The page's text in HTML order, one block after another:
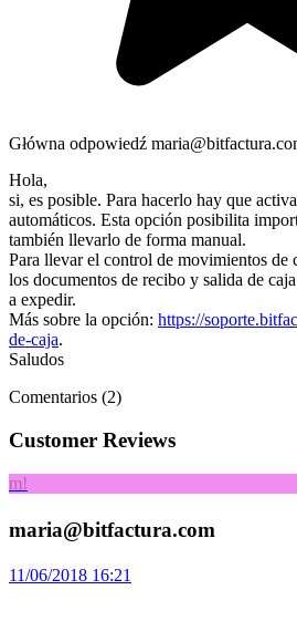
Główna odpowiedź
Hola,
si, es posible. Para hacerlo hay que
automáticos. Esta opción posibilita
también llevarlo de forma manual.
Para llevar el control de movimientos de
los documentos de recibo y salida de
a expedir.
Más sobre la opción: https://
de-caja.
Saludos
Comentarios (2)
Customer Reviews
m!
maria@bitfactura.com
11/06/2018 16:21